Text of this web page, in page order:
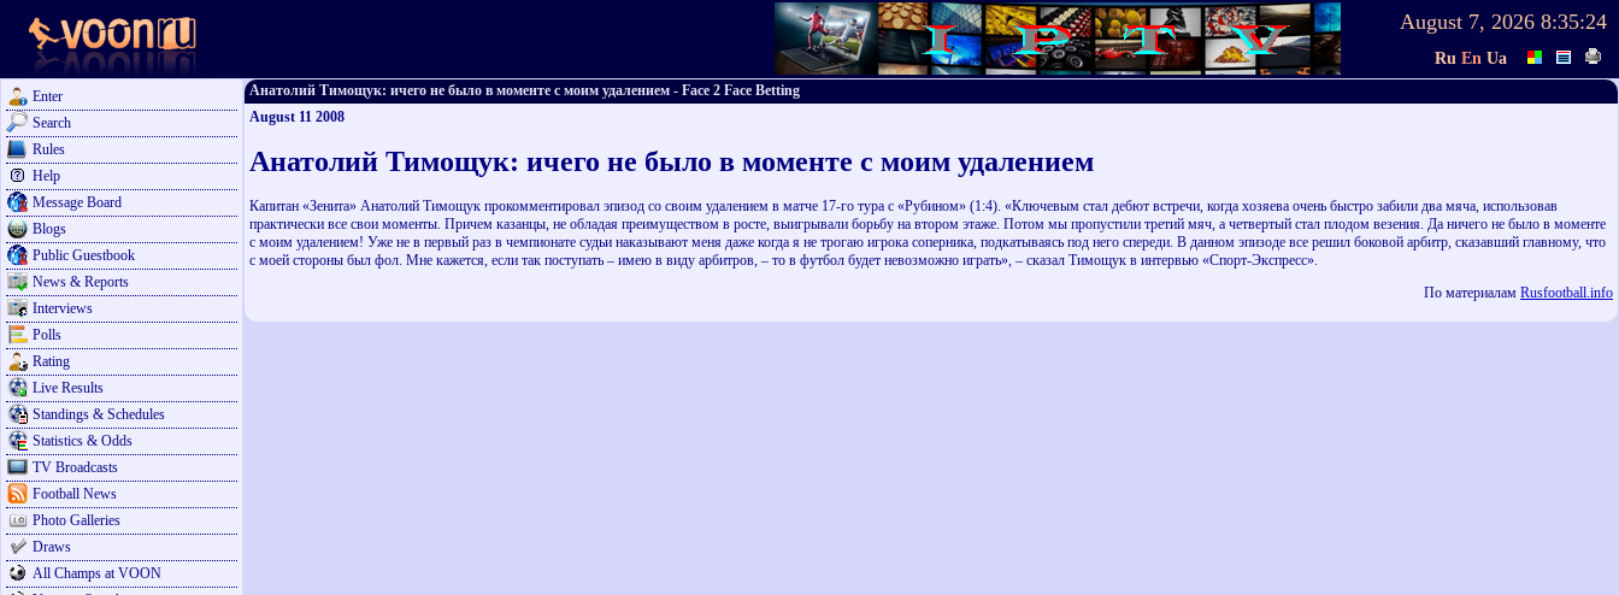
August 7, 2026 8:35:24
Ru En Ua
Enter
Search
Rules
Help
Message Board
Blogs
Public Guestbook
News & Reports
Interviews
Polls
Rating
Live Results
Standings & Schedules
Statistics & Odds
TV Broadcasts
Football News
Photo Galleries
Draws
All Champs at VOON
Анатолий Тимощук: ичего не было в моменте с моим удалением - Face 2 Face Betting
August 11 2008
Анатолий Тимощук: ичего не было в моменте с моим удалением
Капитан «Зенита» Анатолий Тимощук прокомментировал эпизод со своим удалением в матче 17-го тура с «Рубином» (1:4). «Ключевым стал дебют встречи, когда хозяева очень быстро забили два мяча, использовав
практически все свои моменты. Причем казанцы, не обладая преимуществом в росте, выигрывали борьбу на втором этаже. Потом мы пропустили третий мяч, а четвертый стал плодом везения. Да ничего не было в моменте
с моим удалением! Уже не в первый раз в чемпионате судьи наказывают меня даже когда я не трогаю игрока соперника, подкатываясь под него спереди. В данном эпизоде все решил боковой арбитр, сказавший главному, что
с моей стороны был фол. Мне кажется, если так поступать – имею в виду арбитров, – то в футбол будет невозможно играть», – сказал Тимощук в интервью «Спорт-Экспресс».
По материалам Rusfootball.info